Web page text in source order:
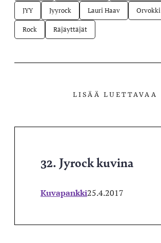
JYY Jyyrock Lauri Haav Orvokki
Rock Räjäyttäjät
LISÄÄ LUETTAVAA
32. Jyrock kuvina
Kuvapankki25.4.2017